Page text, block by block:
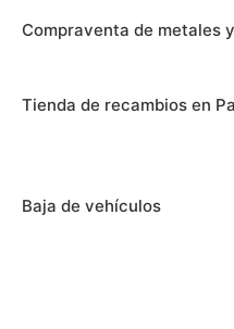
Compraventa de metales
Tienda de recambios en
Baja de vehículos